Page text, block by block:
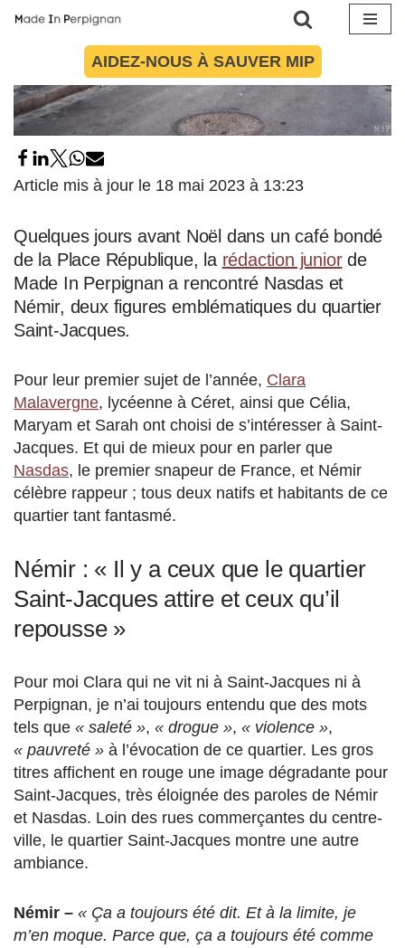
contenu
AIDEZ-NOUS À SAUVER MIP
Article mis à jour le 18 mai 2023 à 13:23
Quelques jours avant Noël dans un café bondé
de la Place République, la rédaction juniorde
Made In Perpignan a rencontré Nasdas et
Némir, deux figures emblématiques du quartier
Saint-Jacques.
Pour leur premier sujet de l’année, Clara
Malavergne, lycéenne à Céret, ainsi que Célia,
Maryam et Sarah ont choisi de s’intéresser à Saint-
Jacques. Et qui de mieux pour en parler que
Nasdas, le premier snapeur de France, et Némir
célèbre rappeur ; tous deux natifs et habitants de ce
quartier tant fantasmé.
Némir : « Il y a ceux que le quartier
Saint-Jacques attire et ceux qu’il
repousse »
Pour moi Clara qui ne vit ni à Saint-Jacques ni à
Perpignan, je n’ai toujours entendu que des mots
tels que « saleté », « drogue », « violence »,
« pauvreté » à l’évocation de ce quartier. Les gros
titres affichent en rouge une image dégradante pour
Saint-Jacques, très éloignée des paroles de Némir
et Nasdas. Loin des rues commerçantes du centre-
ville, le quartier Saint-Jacques montre une autre
ambiance.
Némir – « Ça a toujours été dit. Et à la limite, je
m’en moque. Parce que, ça a toujours été comme